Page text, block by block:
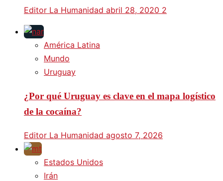
Editor La Humanidad abril 28, 2020 2
América Latina
Mundo
Uruguay
¿Por qué Uruguay es clave en el mapa logístico
de la cocaína?
Editor La Humanidad agosto 7, 2026
Estados Unidos
Irán